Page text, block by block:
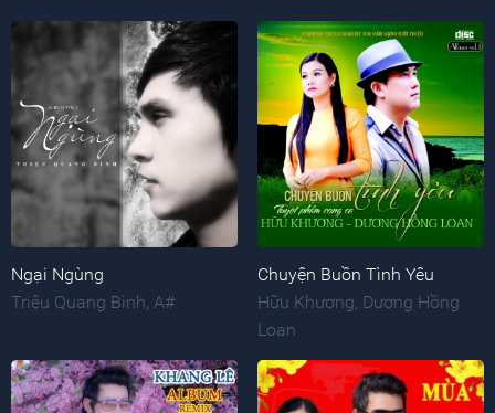
Ngại Ngùng
Triệu Quang Bình, A#
Chuyện Buồn Tình Yêu
Hữu Khương, Dương Hồng
Loan